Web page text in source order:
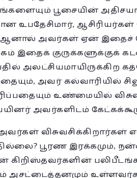
பூசையின்
உபதேசிமார்,
ஆனால் அவர்கள் ஏன் இதைச்
இதைக் குருக்களுக்குக்
அலட்சியமாயிருக்கிற
அவர் கல்வாரியில்
உண்மையில்
அவர்களிடம்
பூரண இரக்கமும்,
கிறிஸ்தவர்களின்
அசட்டைத்தனமும்